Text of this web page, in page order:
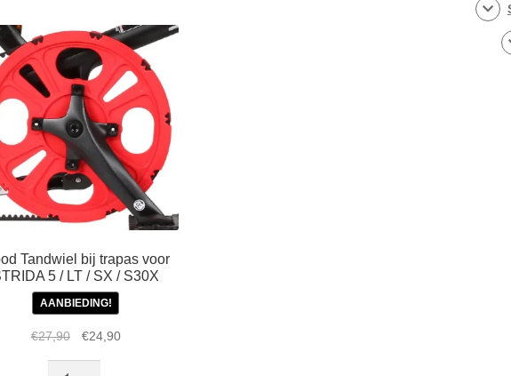
Tandwiel bij trapas voor
5 / LT / SX / S30X
AANBIEDING!
€27,90
Oorspronkelijke
€24,90Huidige